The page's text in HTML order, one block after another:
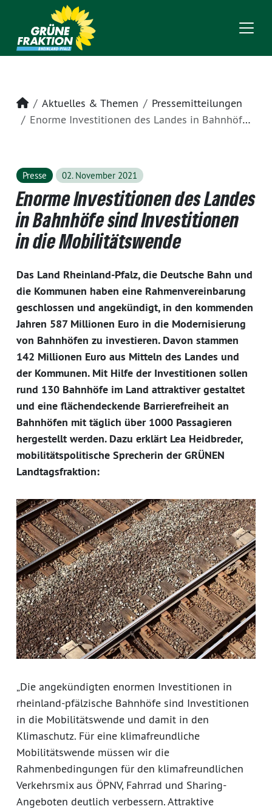
Startseite
Aktuelles & Themen
Pressemitteilungen
Enorme Investitionen des Landes in Bahnhöfe sind Investitionen in die Mobilitätswende
Presse 02. November 2021
Enorme Investitionen des Landes
in Bahnhöfe sind Investitionen
in die Mobilitätswende
Das Land Rheinland-Pfalz, die Deutsche Bahn und
die Kommunen haben eine Rahmenvereinbarung
geschlossen und angekündigt, in den kommenden
Jahren 587 Millionen Euro in die Modernisierung
von Bahnhöfen zu investieren. Davon stammen
142 Millionen Euro aus Mitteln des Landes und
der Kommunen. Mit Hilfe der Investitionen sollen
rund 130 Bahnhöfe im Land attraktiver gestaltet
und eine flächendeckende Barrierefreiheit an
Bahnhöfen mit täglich über 1000 Passagieren
hergestellt werden. Dazu erklärt Lea Heidbreder,
mobilitätspolitische Sprecherin der GRÜNEN
Landtagsfraktion:
„Die angekündigten enormen Investitionen in
rheinland-pfälzische Bahnhöfe sind Investitionen
in die Mobilitätswende und damit in den
Klimaschutz. Für eine klimafreundliche
Mobilitätswende müssen wir die
Rahmenbedingungen für den klimafreundlichen
Verkehrsmix aus ÖPNV, Fahrrad und Sharing-
Angeboten deutlich verbessern. Attraktive